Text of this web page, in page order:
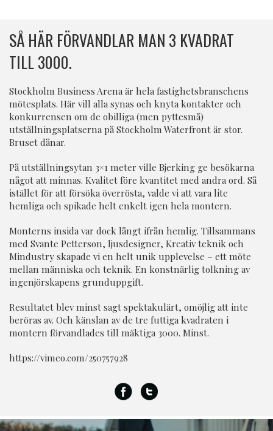
SÅ HÄR FÖRVANDLAR MAN 3 KVADRAT
TILL 3000.
Stockholm Business Arena är hela fastighetsbranschens
mötesplats. Här vill alla synas och knyta kontakter och
konkurrensen om de obilliga (men pyttesmå)
utställningsplatserna på Stockholm Waterfront är stor.
Bruset dånar.
På utställningsytan 3×1 meter ville Bjerking ge besökarna
något att minnas. Kvalitet före kvantitet med andra ord. Så
istället för att försöka överrösta, valde vi att vara lite
hemliga och spikade helt enkelt igen hela montern.
Monterns insida var dock långt ifrån hemlig. Tillsammans
med Svante Petterson, ljusdesigner, Kreativ teknik och
Mindustry skapade vi en helt unik upplevelse – ett möte
mellan människa och teknik. En konstnärlig tolkning av
ingenjörskapens grunduppgift.
Resultatet blev minst sagt spektakulärt, omöjlig att inte
beröras av. Och känslan av de tre futtiga kvadraten i
montern förvandlades till mäktiga 3000. Minst.
https://vimeo.com/250757928